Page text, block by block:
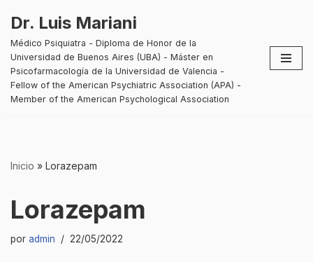
Saltar
al
contenido
Dr. Luis Mariani
Médico Psiquiatra - Diploma de Honor de la
Universidad de Buenos Aires (UBA) - Máster en
Psicofarmacología de la Universidad de Valencia -
Fellow of the American Psychiatric Association (APA) -
Member of the American Psychological Association
Inicio » Lorazepam
Lorazepam
por admin 22/05/2022